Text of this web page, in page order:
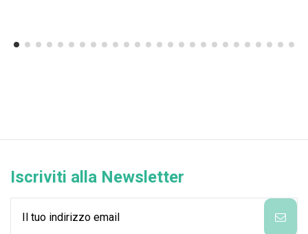
Iscriviti alla Newsletter